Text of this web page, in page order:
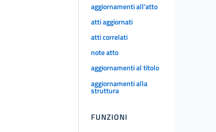
aggiornamenti all'atto
atti aggiornati
atti correlati
note atto
aggiornamenti al titolo
aggiornamenti alla
struttura
FUNZIONI